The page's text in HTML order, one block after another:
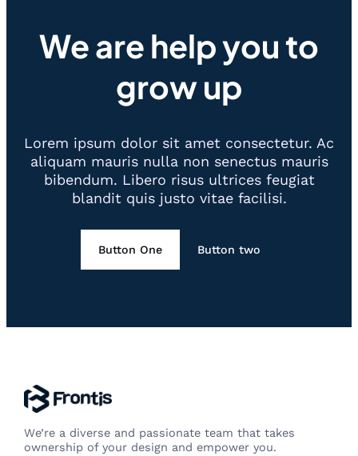
We are help you to
grow up
Lorem ipsum dolor sit amet consectetur. Ac
aliquam mauris nulla non senectus mauris
bibendum. Libero risus ultrices feugiat
blandit quis justo vitae facilisi.
Button One Button two
We’re a diverse and passionate team that takes
ownership of your design and empower you.